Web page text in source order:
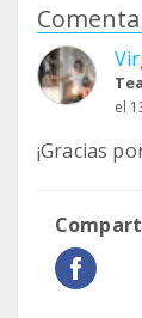
el
¡Gracias